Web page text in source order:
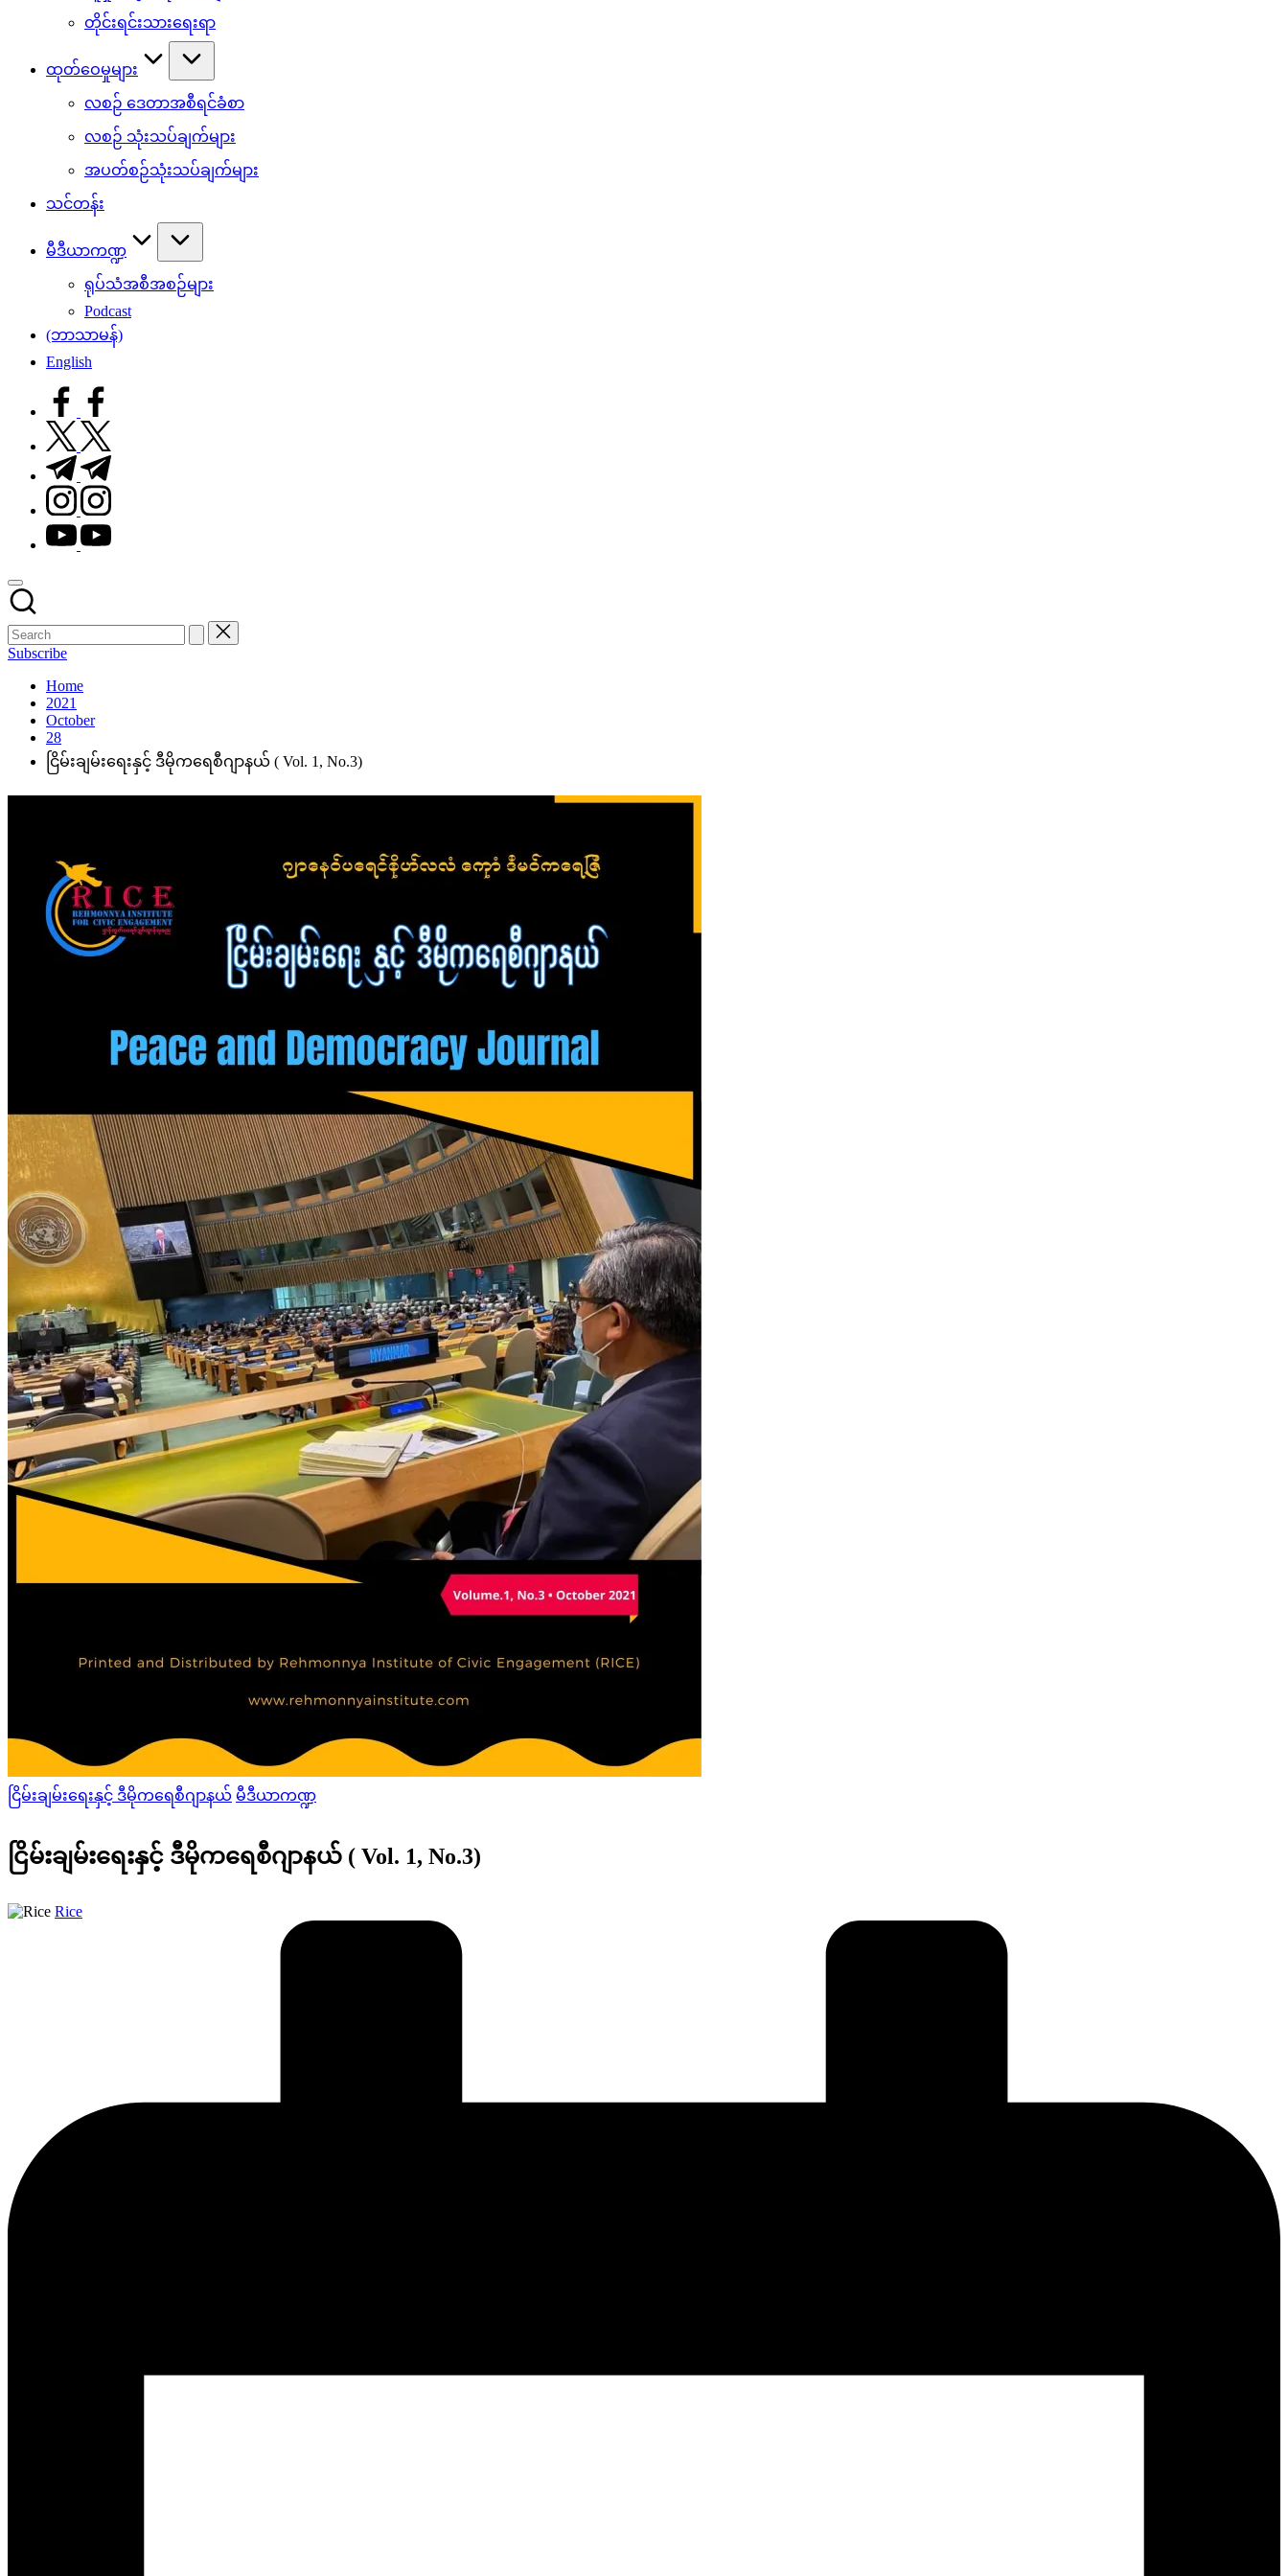
တိုင်းရင်းသားရေးရာ
ထုတ်ဝေမှုများ
လစဉ် ဒေတာအစီရင်ခံစာ
လစဉ် သုံးသပ်ချက်များ
အပတ်စဉ်သုံးသပ်ချက်များ
သင်တန်း
မီဒီယာကဏ္ဍ
ရုပ်သံအစီအစဉ်များ
Podcast
(ဘာသာမန်)
English
facebook.com
twitter.com
t.me
instagram.com
youtube.com
Subscribe
Home
2021
October
28
ငြိမ်းချမ်းရေးနှင့် ဒီမိုကရေစီဂျာနယ် ( Vol. 1, No.3)
Posted
in
ငြိမ်းချမ်းရေးနှင့် ဒီမိုကရေစီဂျာနယ် မီဒီယာကဏ္ဍ
ငြိမ်းချမ်းရေးနှင့် ဒီမိုကရေစီဂျာနယ် ( Vol. 1, No.3)
Posted Rice